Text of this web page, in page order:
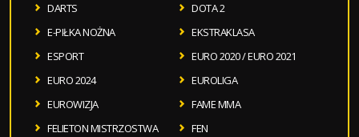
DARTS
DOTA 2
E-PIŁKA NOŻNA
EKSTRAKLASA
ESPORT
EURO 2020 / EURO 2021
EURO 2024
EUROLIGA
EUROWIZJA
FAME MMA
FELIETON MISTRZOSTWA
FEN